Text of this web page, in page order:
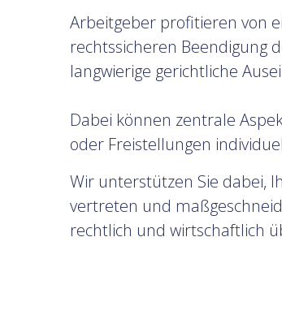
Arbeitgeber profitieren von
rechtssicheren Beendigung
langwierige gerichtliche
Dabei können zentrale
oder Freistellungen
Wir unterstützen Sie dabei,
vertreten und
rechtlich und wirtschaftlich